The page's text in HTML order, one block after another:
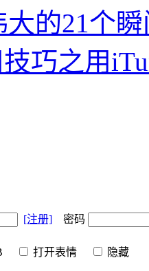
的21个
巧之用
[注册] 密码
打开表情 隐